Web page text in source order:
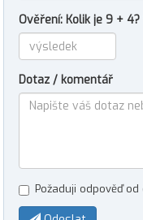
Ověření: Kolik je 9 + 4?
Dotaz / komentář
Požaduji odpověď